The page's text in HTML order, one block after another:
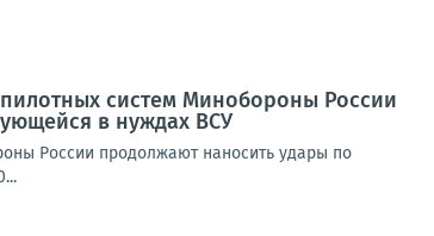
систем Минобороны России
в нуждах ВСУ
России продолжают наносить удары по